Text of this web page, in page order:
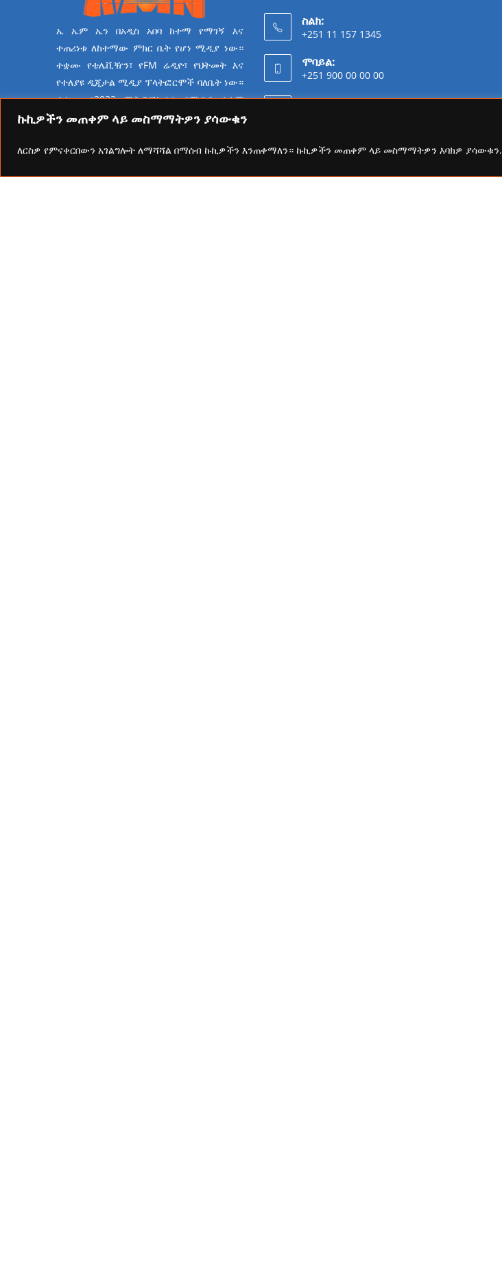
ኩኪዎችን መጠቀም ላይ መስማማትዎን ያሳውቁን
ለርስዎ የምናቀርበውን አገልግሎት ለማሻሻል በማሰብ ኩኪዎችን እንጠቀማለን። ኩኪዎችን መጠቀም ላይ መስማማትዎን እባክዎ ያሳውቁን.
ኤ ኤም ኤን በአዲስ አበባ ከተማ የማገኝ እና
ተጠሪነቱ ለከተማው ምክር ቤት የሆነ ሚዲያ ነው።
ተቋሙ የቴሌቪዥን፣ የFM ሬዲዮ፣ የህትመት እና
የተለያዩ ዲጂታል ሚዲያ ፕላትፎርሞች ባለቤት ነው።
ተቋሙ በ2023 ሜትሮፖሊታን የሚዲያ ተቋም
የመሆን ራዕይ ሰንቆ የይዘት
ስልክ:
+251 11 157 1345
ሞባይል:
+251 900 00 00 00
ፋክስ:
ኢሜይል:
addisaammaa@gmail.com